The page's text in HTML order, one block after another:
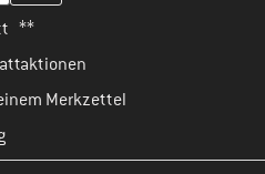
**
Merkzettel